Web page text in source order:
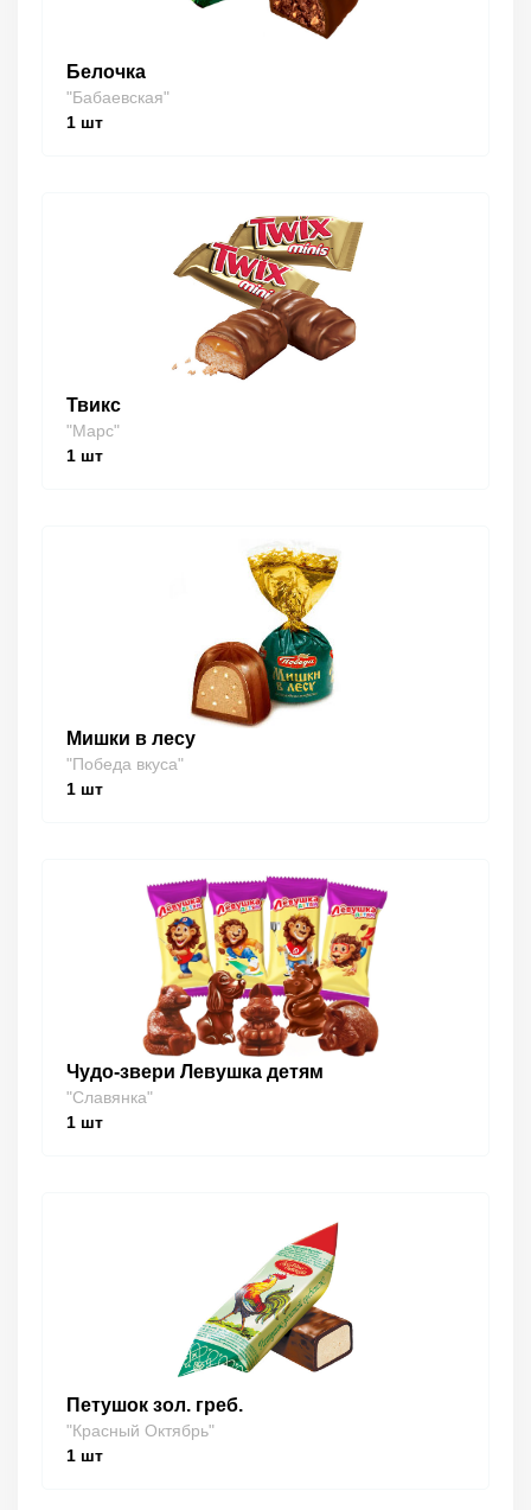
Белочка
"Бабаевская"
1 шт
Твикс
"Марс"
1 шт
Мишки в лесу
"Победа вкуса"
1 шт
Чудо-звери Левушка детям
"Славянка"
1 шт
Петушок зол. греб.
"Красный Октябрь"
1 шт